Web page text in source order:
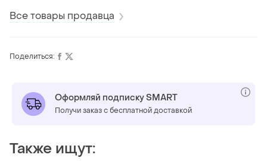
Все товары продавца
Поделиться:
Оформляй подписку SMART
Получи заказ с бесплатной доставкой
Также ищут: